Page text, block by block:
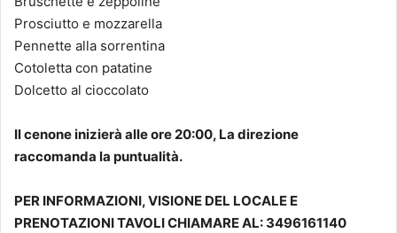
Prosciutto e mozzarella
Pennette alla sorrentina
Cotoletta con patatine
Dolcetto al cioccolato
Il cenone inizierà alle ore 20:00, La direzione
raccomanda la puntualità.
PER INFORMAZIONI, VISIONE DEL LOCALE E
PRENOTAZIONI TAVOLI CHIAMARE AL: 3496161140